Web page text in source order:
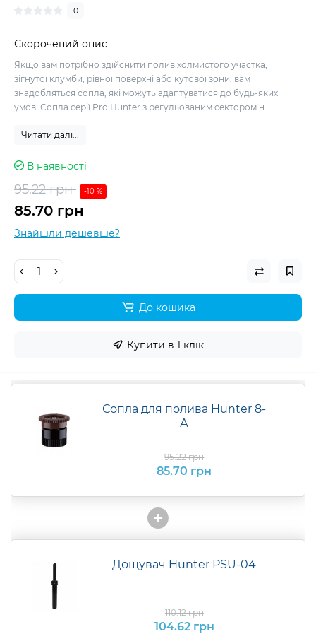
0
Скорочений опис
Якщо вам потрібно здійснити полив холмистого участка,
зігнутої клумби, рівної поверхні або кутової зони, вам
знадобляться сопла, які можуть адаптуватися до будь-яких
умов. Сопла серії Pro Hunter з регульованим сектором н...
Читати далі...
В наявності
95.22 грн -10 %
85.70 грн
Знайшли дешевше?
До кошика
Купити в 1 клік
Сопла для полива Hunter 8-
А
95.22 грн
85.70 грн
+
Дощувач Hunter PSU-04
110.12 грн
104.62 грн